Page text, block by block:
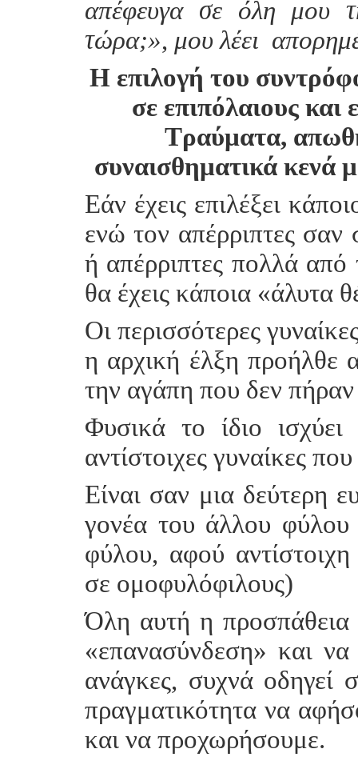
απέφευγα σε όλη μου
τώρα;», μου λέει
Η επιλογή του
σε επιπόλαιους και
Τραύματα,
συναισθηματικά κενά
Εάν έχεις επιλέξει
ενώ τον απέρριπτες
ή απέρριπτες πολλά
θα έχεις κάποια «άλυτα
Οι περισσότερες
η αρχική έλξη προήλθε
την αγάπη που δεν
Φυσικά το ίδιο
αντίστοιχες γυναίκες
Είναι σαν μια δεύτερη
γονέα του άλλου φύλου
φύλου, αφού
σε ομοφυλόφιλους)
Όλη αυτή η προσπάθεια
«επανασύνδεση» και
ανάγκες, συχνά οδηγεί
πραγματικότητα να
και να προχωρήσουμε.